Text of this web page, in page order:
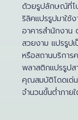
ด้วยรูปลักษณ์ที่โ
ริลิคแปรรูปมาใช้
อาคารสำนักงา
สวยงาม แปรรูปเ
หรือสถานบริการ
พลาสติกแปรรูปส
คุณสมบัติโดดเด่
จำนวนขั้นต่ำภาย